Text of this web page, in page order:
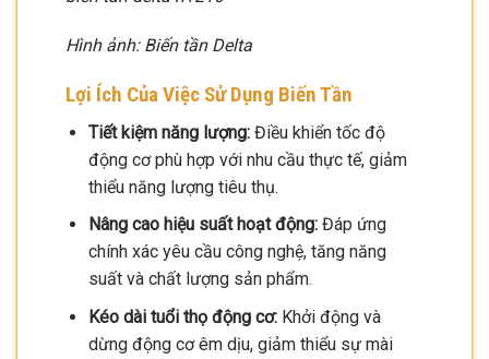
Hình ảnh: Biến tần Delta
Lợi Ích Của Việc Sử Dụng Biến Tần
Tiết kiệm năng lượng:Điều khiển tốc độ
động cơ phù hợp với nhu cầu thực tế, giảm
thiểu năng lượng tiêu thụ.
Nâng cao hiệu suất hoạt động:Đáp ứng
chính xác yêu cầu công nghệ, tăng năng
suất và chất lượng sản phẩm.
Kéo dài tuổi thọ động cơ:Khởi động và
dừng động cơ êm dịu, giảm thiểu sự mài